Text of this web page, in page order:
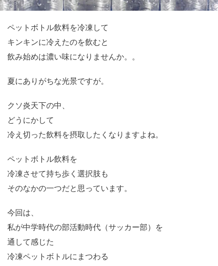
ペットボトル飲料を冷凍して
キンキンに冷えたのを飲むと
飲み始めは濃い味になりませんか。。
夏にありがちな光景ですが。
クソ炎天下の中、
どうにかして
冷え切った飲料を摂取したくなりますよね。
ペットボトル飲料を
冷凍させて持ち歩く選択肢も
そのなかの一つだと思っています。
今回は、
私が中学時代の部活動時代（サッカー部）を
通して感じた
冷凍ペットボトルにまつわる